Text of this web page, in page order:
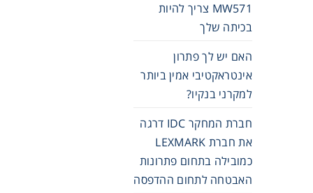
MW571 צריך להיות
בכיתה שלך
האם יש לך פתרון
אינטראקטיבי אמין ביותר
למקרני בנקיו?
חברת המחקר IDC דרגה
את חברת LEXMARK
כמובילה בתחום פתרונות
האבטחה לתחום ההדפסה